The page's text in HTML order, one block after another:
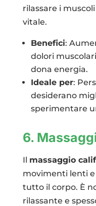
rilassare i
vitale.
Benefici:
dolori
dona energia.
Ideale per:
desiderano
sperimentare
6.
Il massaggio
movimenti lenti
tutto il corpo. È
rilassante e